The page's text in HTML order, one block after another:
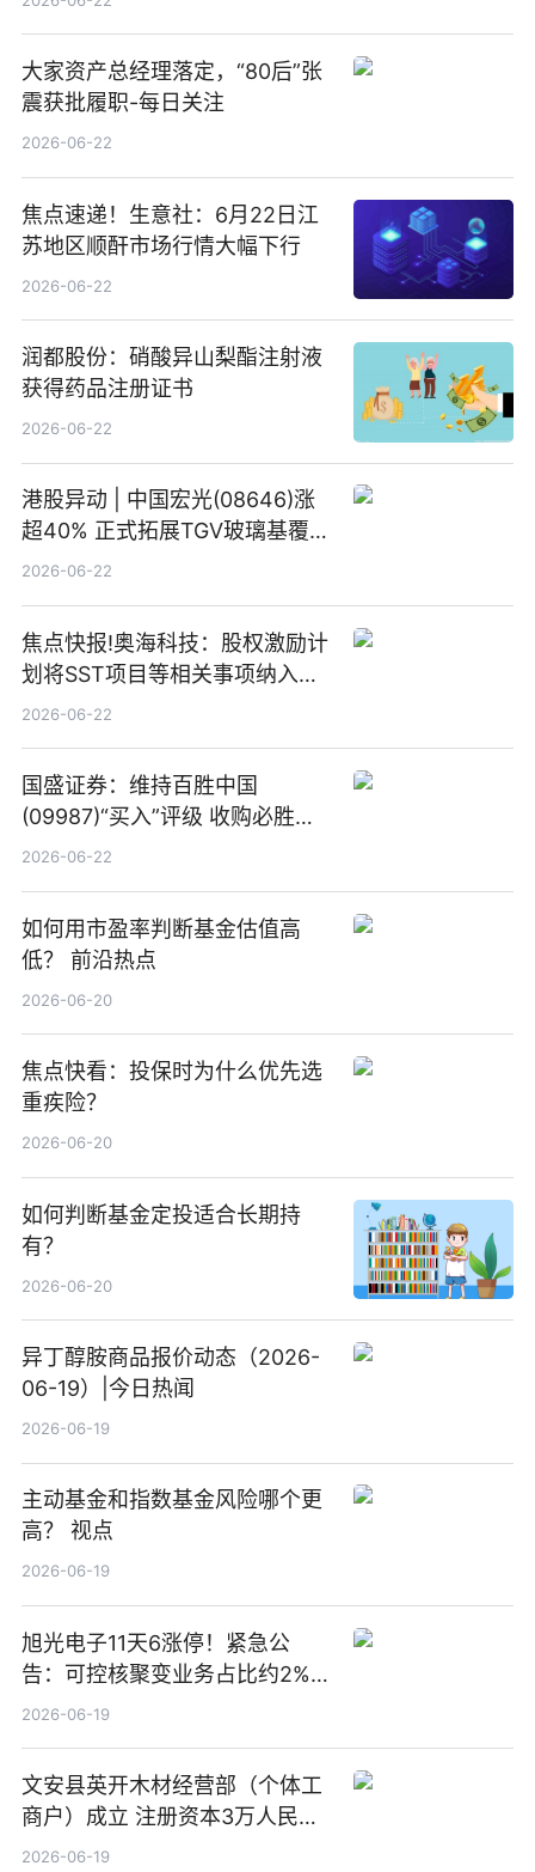
大家资产总经理落定，“80后”张
震获批履职-每日关注
2026-06-22
焦点速递！生意社：6月22日江
苏地区顺酐市场行情大幅下行
2026-06-22
润都股份：硝酸异山梨酯注射液
获得药品注册证书
2026-06-22
港股异动 | 中国宏光(08646)涨
超40% 正式拓展TGV玻璃基覆铜
板新材料业务
2026-06-22
焦点快报!奥海科技：股权激励计
划将SST项目等相关事项纳入专
项业务发展考核指标
2026-06-22
国盛证券：维持百胜中国
(09987)“买入”评级 收购必胜客
中国增厚利润加速成长 信息
2026-06-22
如何用市盈率判断基金估值高
低？ 前沿热点
2026-06-20
焦点快看：投保时为什么优先选
重疾险？
2026-06-20
如何判断基金定投适合长期持
有？
2026-06-20
异丁醇胺商品报价动态（2026-
06-19）|今日热闻
2026-06-19
主动基金和指数基金风险哪个更
高？ 视点
2026-06-19
旭光电子11天6涨停！紧急公
告：可控核聚变业务占比约2%！
前沿热点
2026-06-19
文安县英开木材经营部（个体工
商户）成立 注册资本3万人民币
新要闻
2026-06-19